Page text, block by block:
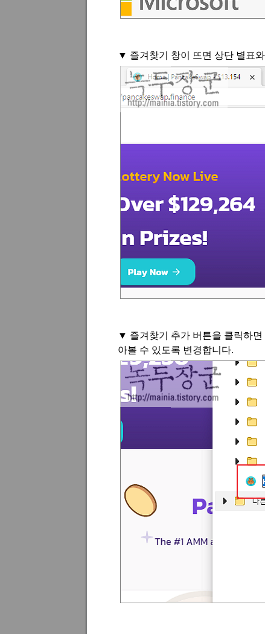
▼ 즐겨찾기 창이 뜨면 상단 별표와
▼ 즐겨찾기 추가 버튼을 클릭하
아볼 수 있도록 변경합니다.